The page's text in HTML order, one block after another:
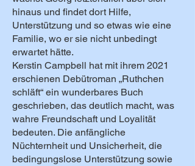
hinaus und findet dort Hilfe,
Unterstützung und so etwas wie eine
Familie, wo er sie nicht unbedingt
erwartet hätte.
Kerstin Campbell hat mit ihrem 2021
erschienen Debütroman „Ruthchen
schläft“ ein wunderbares Buch
geschrieben, das deutlich macht, was
wahre Freundschaft und Loyalität
bedeuten. Die anfängliche
Nüchternheit und Unsicherheit, die
bedingungslose Unterstützung sowie